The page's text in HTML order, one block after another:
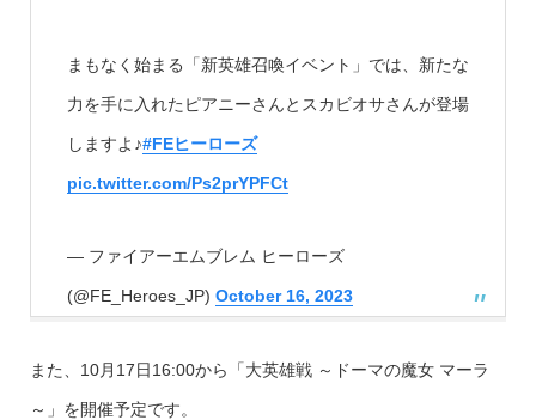
まもなく始まる「新英雄召喚イベント」では、新たな
力を手に入れたピアニーさんとスカビオサさんが登場
しますよ♪#FEヒーローズ
pic.twitter.com/Ps2prYPFCt
— ファイアーエムブレム ヒーローズ
(@FE_Heroes_JP) October 16, 2023
また、10月17日16:00から「大英雄戦 ～ドーマの魔女 マーラ
～」を開催予定です。